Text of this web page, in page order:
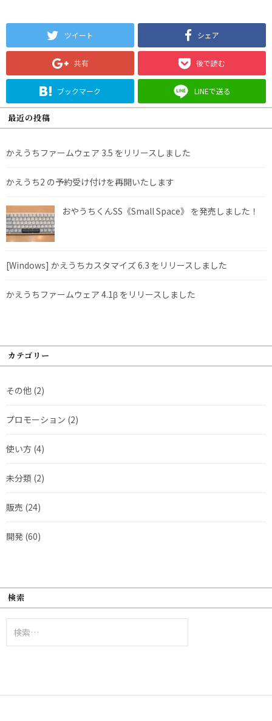
ツイート シェア
共有 後で読む
ブックマーク LINEで送る
最近の投稿
かえうちファームウェア 3.5 をリリースしました
かえうち2 の予約受け付けを再開いたします
おやうちくんSS《Small Space》 を発売しました！
[Windows] かえうちカスタマイズ 6.3 をリリースしました
かえうちファームウェア 4.1β をリリースしました
カテゴリー
その他 (2)
プロモーション (2)
使い方 (4)
未分類 (2)
販売 (24)
開発 (60)
検索
索: